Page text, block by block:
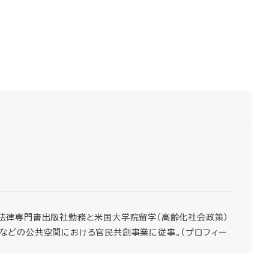
律専門書出版社勤務と米国大学院留学（高齢化社会政策）
の公共空間における官民共創事業に従事。（プロフィー